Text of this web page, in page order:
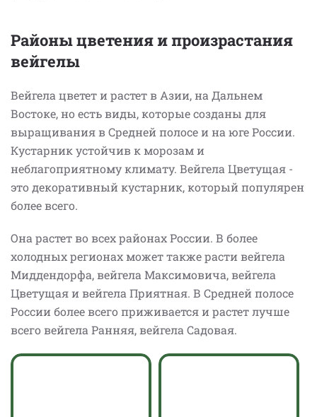
Районы цветения и произрастания
вейгелы
Вейгела цветет и растет в Азии, на Дальнем
Востоке, но есть виды, которые созданы для
выращивания в Средней полосе и на юге России.
Кустарник устойчив к морозам и
неблагоприятному климату. Вейгела Цветущая -
это декоративный кустарник, который популярен
более всего.
Она растет во всех районах России. В более
холодных регионах может также расти вейгела
Миддендорфа, вейгела Максимовича, вейгела
Цветущая и вейгела Приятная. В Средней полосе
России более всего приживается и растет лучше
всего вейгела Ранняя, вейгела Садовая.